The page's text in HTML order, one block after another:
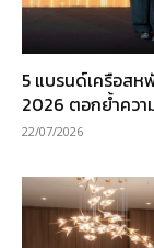
5 แบรนด์เครือสห
2026 ตอกย้ำควา
22/07/2026